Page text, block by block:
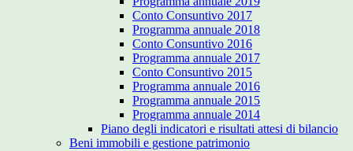
Conto Consuntivo 2017
Programma annuale 2018
Conto Consuntivo 2016
Programma annuale 2017
Conto Consuntivo 2015
Programma annuale 2016
Programma annuale 2015
Programma annuale 2014
Piano degli indicatori e risultati attesi di bilancio
Beni immobili e gestione patrimonio